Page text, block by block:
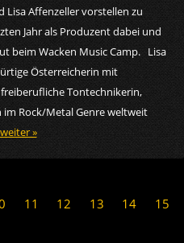
Lisa Affenzeller vorstellen zu
Jahr als Produzent dabei und
beim Wacken Music Camp. Lisa
Österreicherin mit
Tontechnikerin,
Rock/Metal Genre weltweit
weiter »
11 12 13 14
15